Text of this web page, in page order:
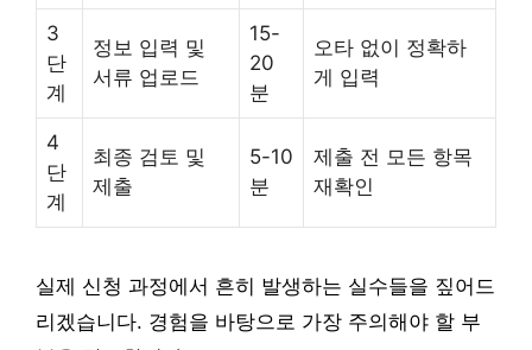
3
단
계
정보 입력 및
서류 업로드
15-
20
분
오타 없이 정확하
게 입력
4
단
계
최종 검토 및
제출
5-10
분
제출 전 모든 항목
재확인
실제 신청 과정에서 흔히 발생하는 실수들을 짚어드
리겠습니다. 경험을 바탕으로 가장 주의해야 할 부